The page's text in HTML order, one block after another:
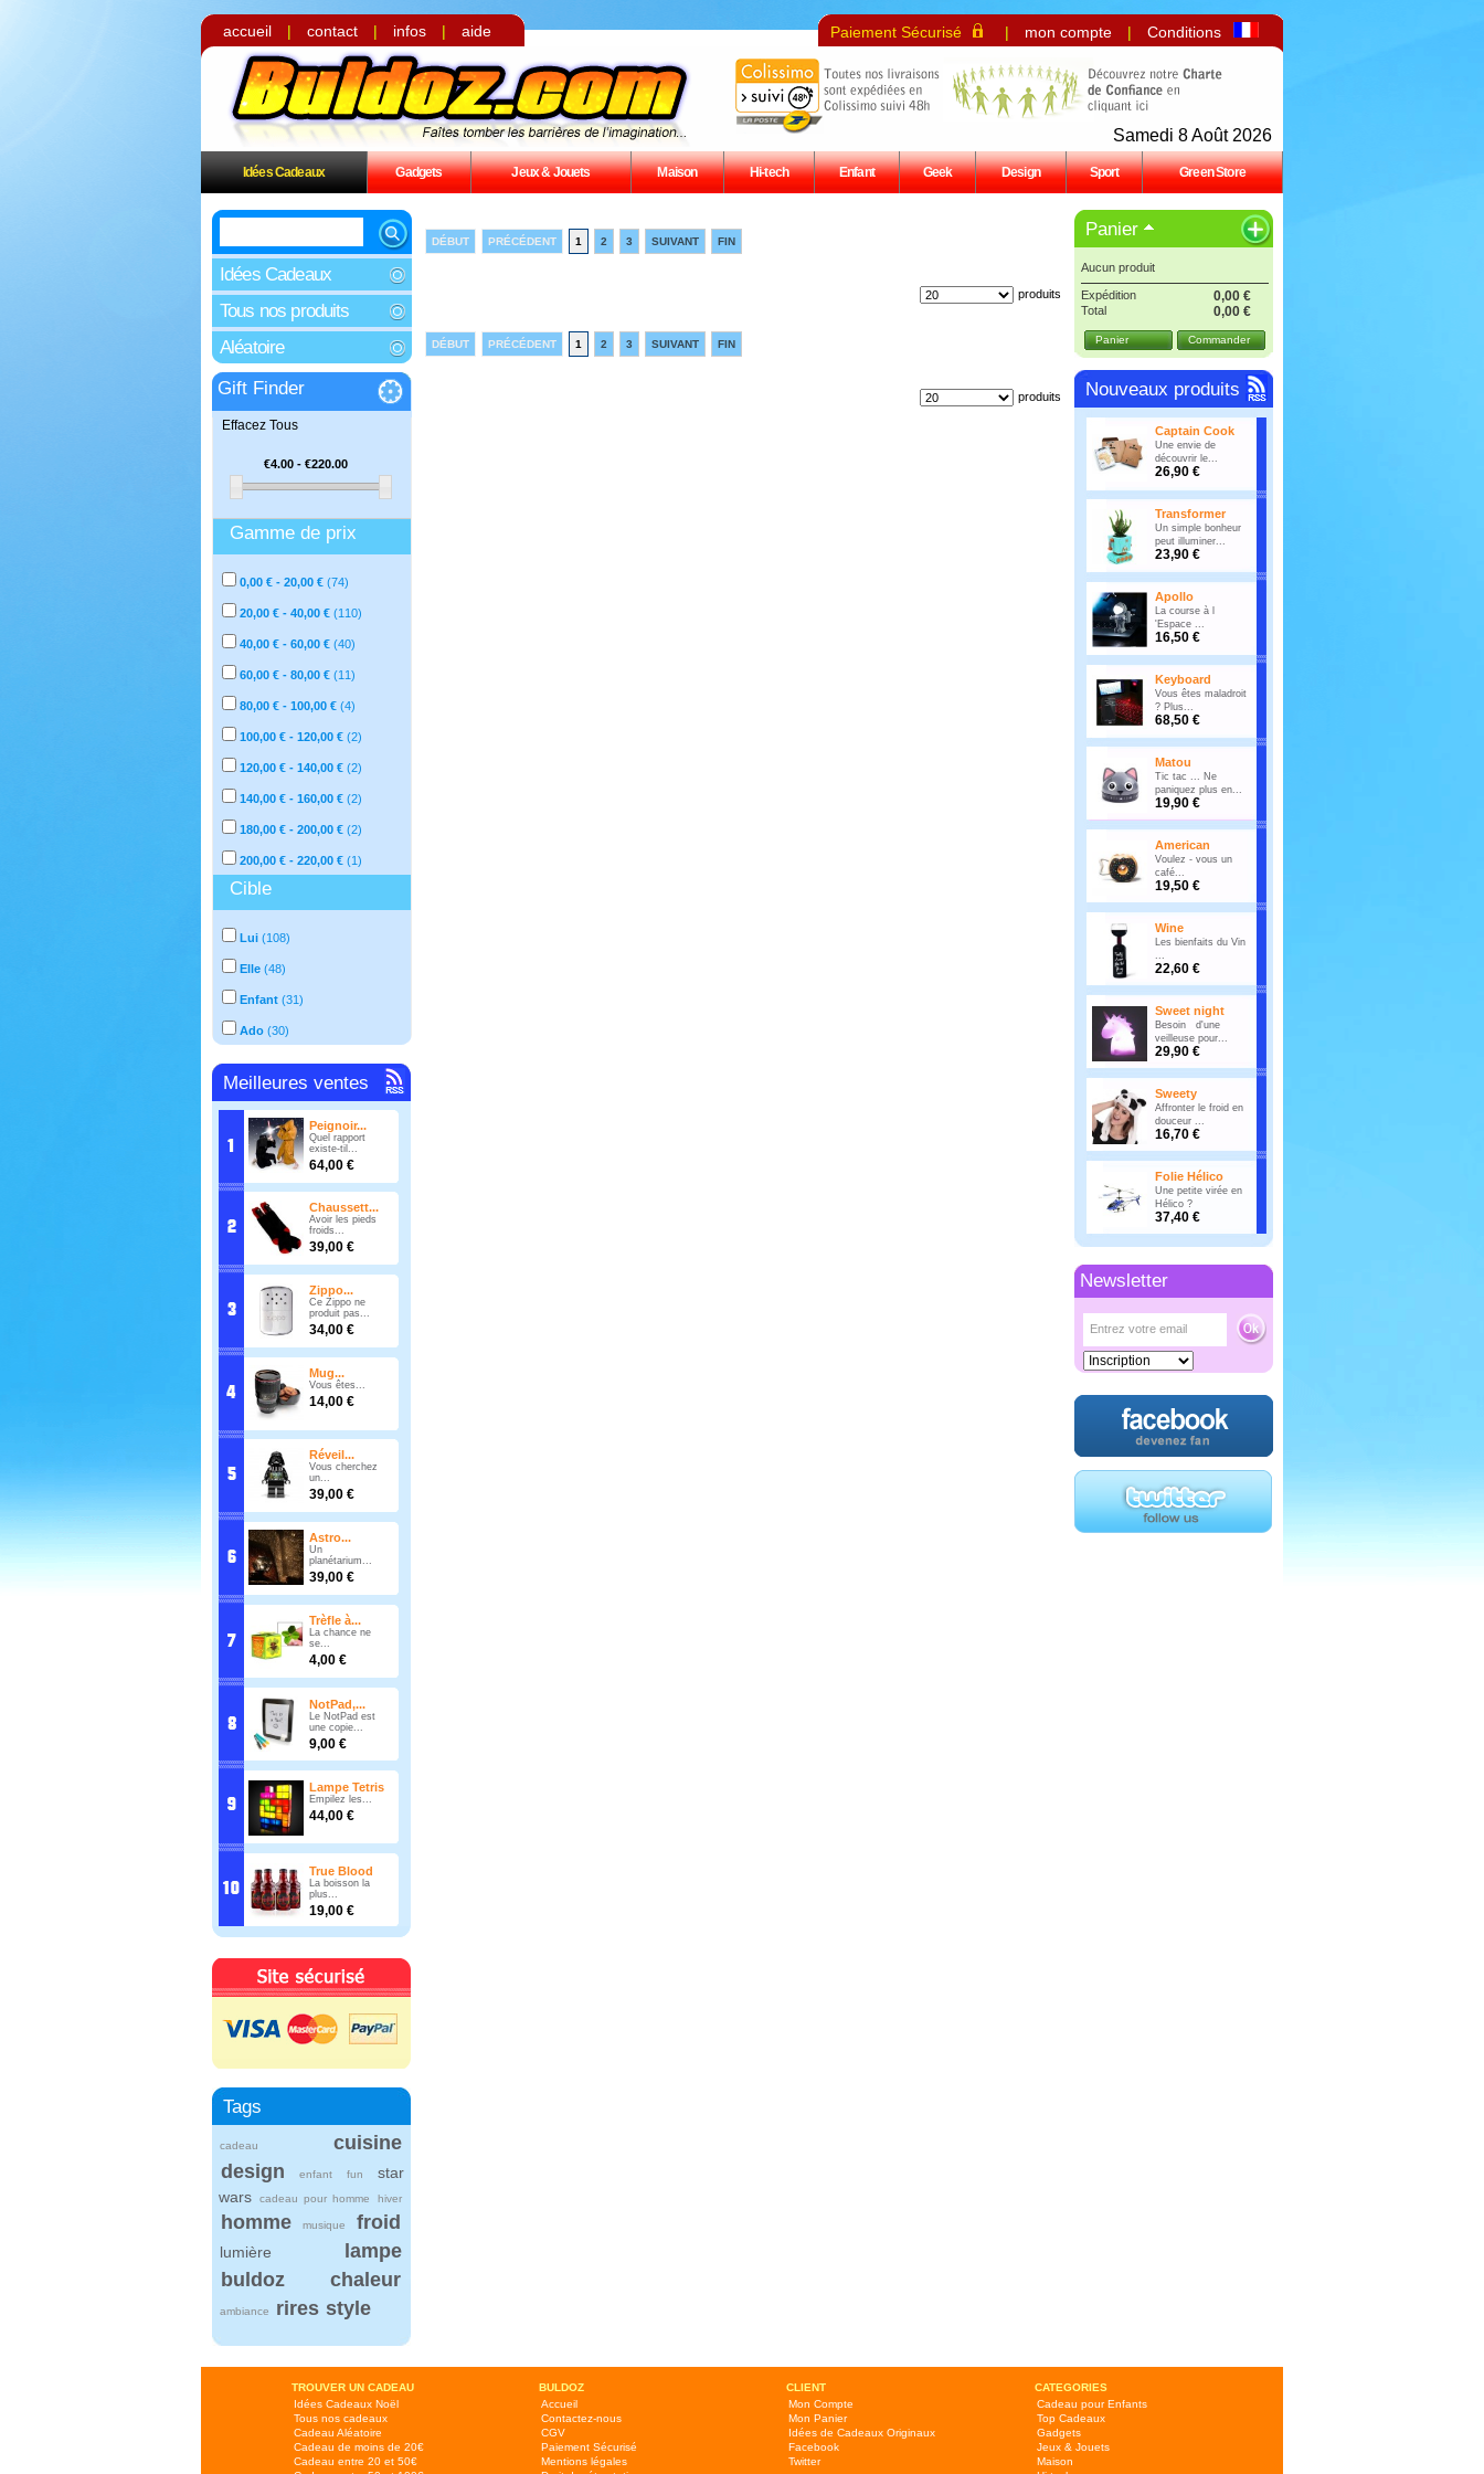
accueil | contact | infos | aide Paiement Sécurisé | mon compte | Conditions
Samedi 8 Août 2026
Idées Cadeaux Gadgets Jeux & Jouets Maison Hi-tech Enfant Geek Design Sport Green Store
Idées Cadeaux
Tous nos produits
Aléatoire
Gift Finder
Gamme de prix
0,00 € - 20,00 € (74)
20,00 € - 40,00 € (110)
40,00 € - 60,00 € (40)
60,00 € - 80,00 € (11)
80,00 € - 100,00 € (4)
100,00 € - 120,00 € (2)
120,00 € - 140,00 € (2)
140,00 € - 160,00 € (2)
180,00 € - 200,00 € (2)
200,00 € - 220,00 € (1)
Cible
Lui (108)
Elle (48)
Enfant (31)
Ado (30)
Meilleures ventes
Peignoir...
Quel rapport
existe-til...
64,00 €
Chaussett...
Avoir les pieds
froids...
39,00 €
Zippo...
Ce Zippo ne
produit pas...
34,00 €
Mug...
Vous êtes...
14,00 €
Réveil...
Vous cherchez
un...
39,00 €
Astro...
Un
planétarium...
39,00 €
Trèfle à...
La chance ne
se...
4,00 €
NotPad,...
Le NotPad est
une copie...
9,00 €
Lampe Tetris
Empilez les...
44,00 €
True Blood
La boisson la
plus...
19,00 €
Tags
cadeau
cuisine
design
enfant fun
star
wars
cadeau pour homme hiver
homme musique froid
lumière
lampe
buldoz
chaleur
ambiance rires style
DÉBUT PRÉCÉDENT 1 2 3 SUIVANT FIN
produits
DÉBUT PRÉCÉDENT 1 2 3 SUIVANT FIN
produits
Panier
Aucun produit
Expédition 0,00 €
Total 0,00 €
Panier Commander
Nouveaux produits
Captain Cook
Une envie de
découvrir le...
26,90 €
Transformer
Un simple bonheur
peut illuminer...
23,90 €
Apollo
La course à l
'Espace ...
16,50 €
Keyboard
Vous êtes maladroit
? Plus...
68,50 €
Matou
Tic tac ... Ne
paniquez plus en...
19,90 €
American
Voulez - vous un
café...
19,50 €
Wine
Les bienfaits du Vin
...
22,60 €
Sweet night
Besoin d'une
veilleuse pour...
29,90 €
Sweety
Affronter le froid en
douceur ...
16,70 €
Folie Hélico
Une petite virée en
Hélico ?
37,40 €
Newsletter
TROUVER UN CADEAU BULDOZ CLIENT
CATEGORIES
Idées Cadeaux Noël
Tous nos cadeaux
Cadeau Aléatoire
Cadeau de moins de 20€
Cadeau entre 20 et 50€
Accueil
Contactez-nous
CGV
Paiement Sécurisé
Mentions légales
Mon Compte
Mon Panier
Idées de Cadeaux Originaux
Facebook
Twitter
Cadeau pour Enfants
Top Cadeaux
Gadgets
Jeux & Jouets
Maison